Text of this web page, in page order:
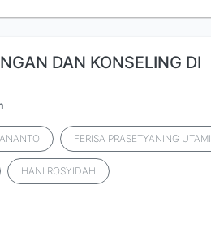
DAN KONSELING DI
FERISA PRASETYANING UTAMI
HANI ROSYIDAH